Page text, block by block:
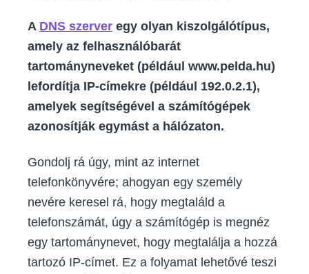
A DNS szerver egy olyan kiszolgálótípus,
amely az felhasználóbarát
tartományneveket (például www.pelda.hu)
lefordítja IP-címekre (például 192.0.2.1),
amelyek segítségével a számítógépek
azonosítják egymást a hálózaton.
Gondolj rá úgy, mint az internet
telefonkönyvére; ahogyan egy személy
nevére keresel rá, hogy megtaláld a
telefonszámát, úgy a számítógép is megnéz
egy tartománynevet, hogy megtalálja a hozzá
tartozó IP-címet. Ez a folyamat lehetővé teszi